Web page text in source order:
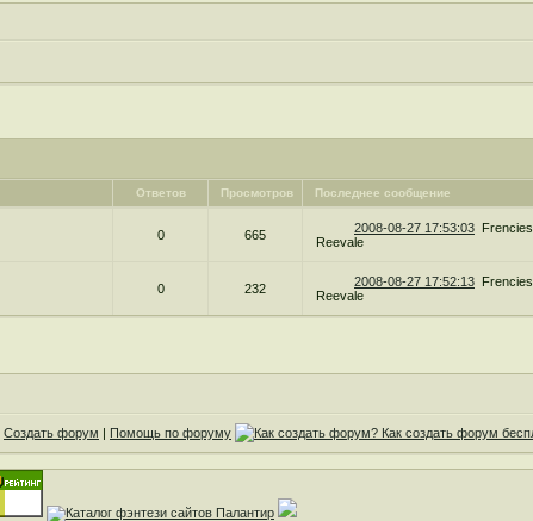
Ответов Просмотров Последнее сообщение
0 665 2008-08-27 17:53:03 Frencies
Reevale
0 232 2008-08-27 17:52:13 Frencies
Reevale
Создать форум | Помощь по форуму